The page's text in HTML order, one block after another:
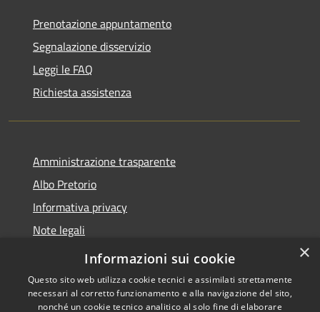
Prenotazione appuntamento
Segnalazione disservizio
Leggi le FAQ
Richiesta assistenza
Amministrazione trasparente
Albo Pretorio
Informativa privacy
Note legali
Dichiarazione di accessibilità
×
Informazioni sui cookie
Questo sito web utilizza cookie tecnici e assimilati strettamente
necessari al corretto funzionamento e alla navigazione del sito,
nonché un cookie tecnico analitico al solo fine di elaborare